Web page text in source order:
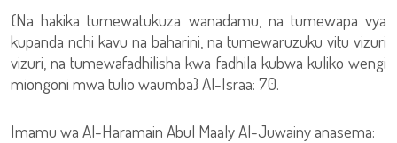
{Na hakika tumewatukuza wanadamu, na tumewapa vya
kupanda nchi kavu na baharini, na tumewaruzuku vitu vizuri
vizuri, na tumewafadhilisha kwa fadhila kubwa kuliko wengi
miongoni mwa tulio waumba} Al-Israa: 70.
Imamu wa Al-Haramain Abul Maaly Al-Juwainy anasema: